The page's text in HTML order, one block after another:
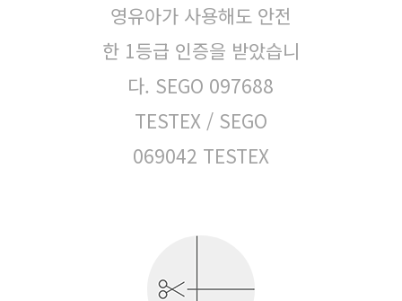
영유아가 사용해도 안전
한 1등급 인증을 받았습니
다. SEGO 097688
TESTEX / SEGO
069042 TESTEX